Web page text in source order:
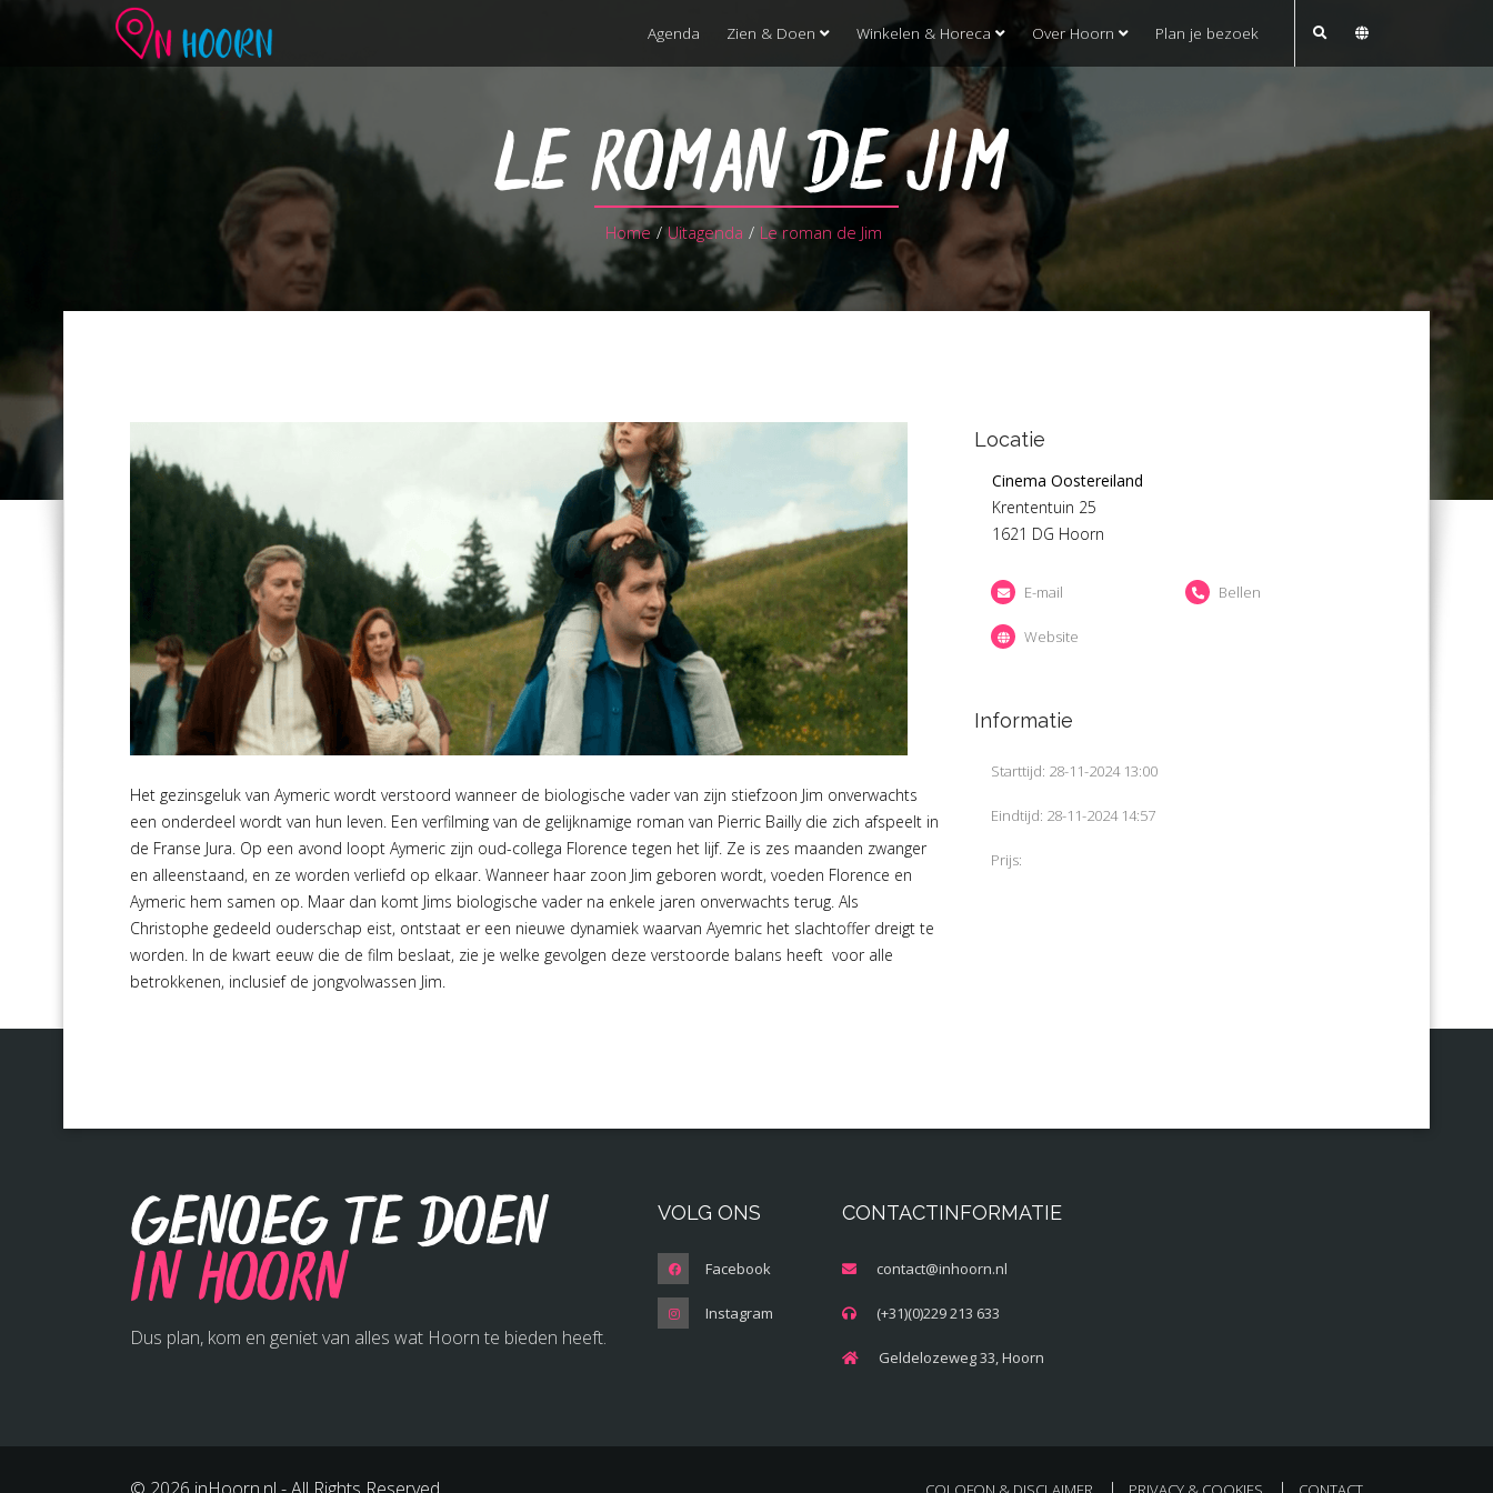
Agenda Zien & Doen Winkelen & Horeca Over Hoorn Plan je bezoek
LE ROMAN DE JIM
Home / Uitagenda / Le roman de Jim
Het gezinsgeluk van Aymeric wordt verstoord wanneer de biologische vader van zijn stiefzoon Jim onverwachts
een onderdeel wordt van hun leven. Een verfilming van de gelijknamige roman van Pierric Bailly die zich afspeelt in
de Franse Jura. Op een avond loopt Aymeric zijn oud-collega Florence tegen het lijf. Ze is zes maanden zwanger
en alleenstaand, en ze worden verliefd op elkaar. Wanneer haar zoon Jim geboren wordt, voeden Florence en
Aymeric hem samen op. Maar dan komt Jims biologische vader na enkele jaren onverwachts terug. Als
Christophe gedeeld ouderschap eist, ontstaat er een nieuwe dynamiek waarvan Ayemric het slachtoffer dreigt te
worden. In de kwart eeuw die de film beslaat, zie je welke gevolgen deze verstoorde balans heeft voor alle
betrokkenen, inclusief de jongvolwassen Jim.
Locatie
Cinema Oostereiland
Krententuin 25
1621 DG Hoorn
E-mail Bellen
Website
Informatie
Starttijd: 28-11-2024 13:00
Eindtijd: 28-11-2024 14:57
Prijs:
Genoeg te doen
in Hoorn
Dus plan, kom en geniet van alles wat Hoorn te bieden heeft.
VOLG ONS
Facebook
Instagram
CONTACTINFORMATIE
contact@inhoorn.nl
(+31)(0)229 213 633
Geldelozeweg 33, Hoorn